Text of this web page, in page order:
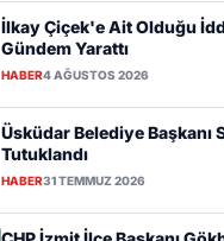
İlkay Çiçek'e Ait Olduğu
Gündem Yarattı
HABER4 AĞUSTOS 2026
Üsküdar Belediye Başkanı
Tutuklandı
HABER31 TEMMUZ 2026